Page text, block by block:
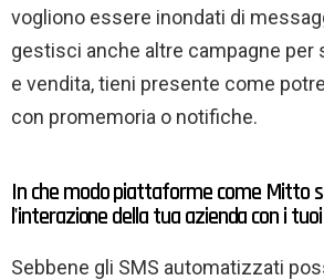
vogliono essere inondati di
gestisci anche altre campagne per
e vendita, tieni presente come
con promemoria o notifiche.
In che modo piattaforme come Mitto
l'interazione della tua azienda con i
Sebbene gli SMS automatizzati